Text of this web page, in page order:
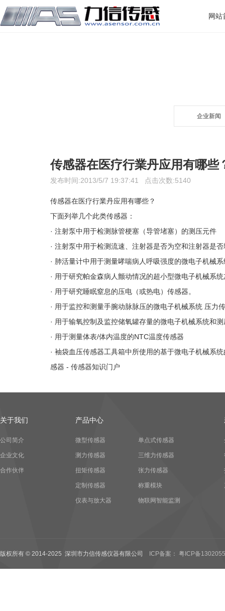
网站
企业新闻
传感器在医疗行業丹应用有哪些
发布时间:2013/5/7 19:37:41 点击次数:5140
传感器在医疗行業丹应用有哪些？
下面列举几个此类传感器：
· 注射泵中用于检测脉管梗塞（导管堵塞）的测压元件
· 注射泵中用于检测流速、注射器是否为空和注射器是
· 肺活量计中用于测量哮喘病人呼吸强度的微电子机械
· 用于研究帕金森病人颤动情况的超小型微电子机械系
· 用于研究睡眠窒息的压电（或热电）传感器。
· 用于监控和测量手腕动脉脉压的微电子机械系统 压力
· 用于输氧控制及监控储氧罐存量的微电子机械系统和
· 用于测量体表/体内温度的NTC温度传感器
· 袖袋血压传感器工具箱中所使用的基于微电子机械系
感器 - 传感器知识门户
关于我们
公司简介
企业文化
合作伙伴
产品中心
微型传感器 单点式传感器
测力传感器 三维力传感器
扭矩传感器 张力传感器
定制传感器 称重模块
仪表与放大器 物联网智能监测
版权所有 © 2014-2025 深圳市力信传感仪器有限公司 ICP备案： 粤ICP备